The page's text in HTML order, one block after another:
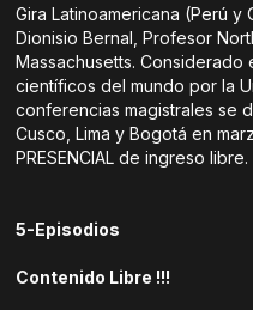
Gira Latinoamericana (Perú y
Dionisio Bernal, Profesor
Massachusetts.
científicos del mundo por la
conferencias magistrales se
Cusco, Lima y Bogotá en
PRESENCIAL de ingreso libre.
5-Episodios
Contenido Libre !!!